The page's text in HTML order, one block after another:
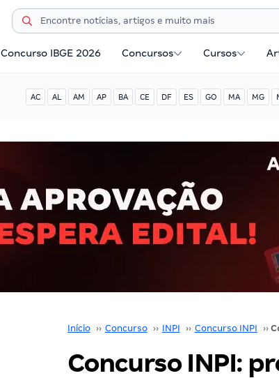
Concurso IBGE 2026 Concursos Cursos
AC AL AM AP BA CE DF ES GO MA MG
Início ›› Concurso ›› INPI ›› Concurso INPI ››
Concurso INPI: